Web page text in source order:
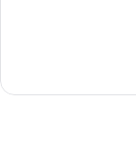
美，